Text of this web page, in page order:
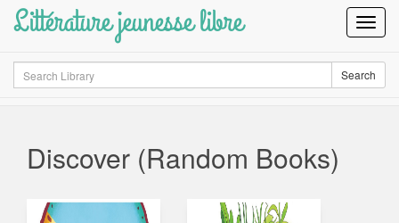
Littérature jeunesse libre
Search Search
Discover (Random Books)